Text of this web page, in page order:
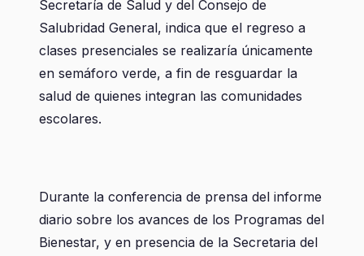
Secretaría de Salud y del Consejo de
Salubridad General, indica que el regreso a
clases presenciales se realizaría únicamente
en semáforo verde, a fin de resguardar la
salud de quienes integran las comunidades
escolares.
Durante la conferencia de prensa del informe
diario sobre los avances de los Programas del
Bienestar, y en presencia de la Secretaria del